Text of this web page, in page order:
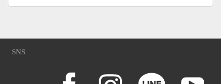
SNS